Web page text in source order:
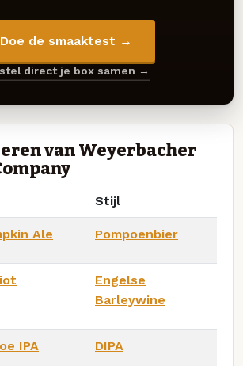
Doe de smaaktest →
direct je box samen →
van Weyerbacher
Stijl
Ale Pompoenbier
Engelse
Barleywine
IPA DIPA